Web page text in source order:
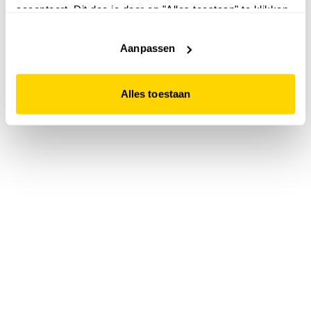
accepteert. Dit doe je door op "Alles toestaan" te klikken.
website niet optimaal functioneert.
Aanpassen
Alles toestaan